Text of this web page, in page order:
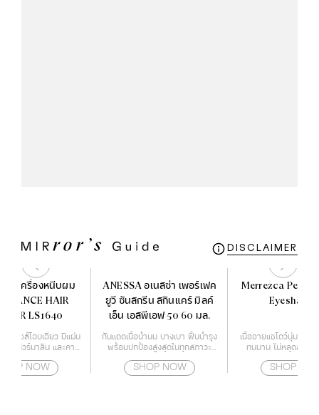
DISCLAIMER
เครื่องหนีบผม
HAIR
LS1640
มดีไซส์โฉบเฉี่ยว มีแผ่น
วยทัวร์มาลีน และคามี
ม่ให้ผมแห้งจนเกินไป
NOW
ANESSA อเนสซ่า เพอร์เฟค
ยูวี ซันสกรีน สกินแคร์ มิลค์
เอ็น เอสพีเอฟ 50 60 มล.
กันแดดเนื้อน้ำนม บางเบา ฟื้นบำรุง
พร้อมปกป้องสูงสุดในทุกสภาวะ
SHOP NOW
Merrezca Pearl
เนื้ออายแชโดว์นุ่มละเอี
ทนนาน ไม่หลุดลอกร
SHOP